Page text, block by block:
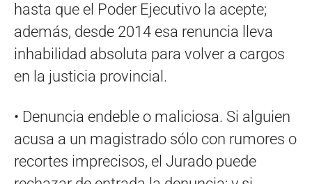
hasta que el Poder Ejecutivo la acepte;
además, desde 2014 esa renuncia lleva
inhabilidad absoluta para volver a cargos
en la justicia provincial.
• Denuncia endeble o maliciosa. Si alguien
acusa a un magistrado sólo con rumores o
recortes imprecisos, el Jurado puede